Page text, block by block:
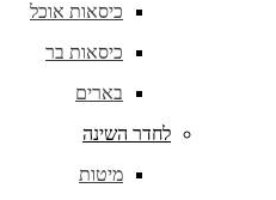
כיסאות אוכל
כיסאות בר
בארים
לחדר השינה
מיטות